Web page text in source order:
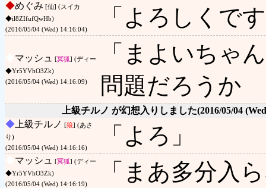
◆めぐみ [仙] (スイカ
◆il8ZIfufQwHb)
(2016/05/04 (Wed) 14:16:04)
「よろしくで
マッシュ [冥狐] (ディー
◆Yr5YVhO3Zk)
(2016/05/04 (Wed) 14:16:09)
「まよいちゃ
問題だろうか
上級チルノ が幻想入りしました(2016/05/04
◆ 上級チルノ [狼] (あさ
り)
(2016/05/04 (Wed) 14:16:16)
「よろ」
マッシュ [冥狐] (ディー
◆Yr5YVhO3Zk)
(2016/05/04 (Wed) 14:16:19)
「まあ多分入